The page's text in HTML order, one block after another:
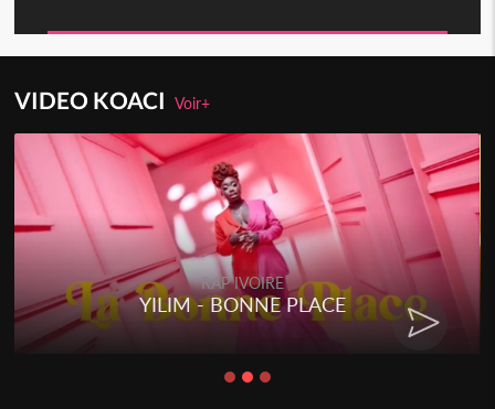
VIDEO KOACIVoir+
RAP IVOIRE
YILIM - BONNE PLACE